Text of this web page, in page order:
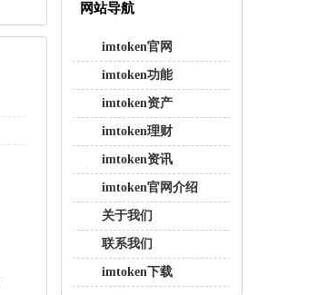
网站导航
imtoken官网
imtoken功能
imtoken资产
imtoken理财
imtoken资讯
imtoken官网介绍
关于我们
联系我们
imtoken下载